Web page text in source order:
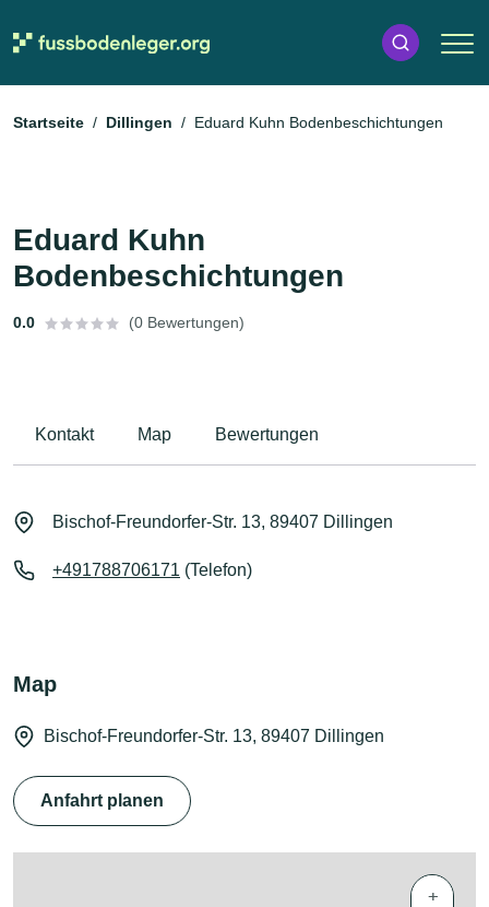
Startseite Dillingen Eduard Kuhn Bodenbeschichtungen
Eduard Kuhn
Bodenbeschichtungen
0.0 (0 Bewertungen)
Kontakt Map Bewertungen
Bischof-Freundorfer-Str. 13, 89407 Dillingen
+491788706171 (Telefon)
Map
Bischof-Freundorfer-Str. 13, 89407 Dillingen
Anfahrt planen
+